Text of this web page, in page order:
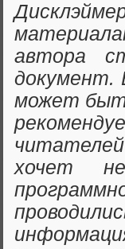
автора
документ.
может
хочет